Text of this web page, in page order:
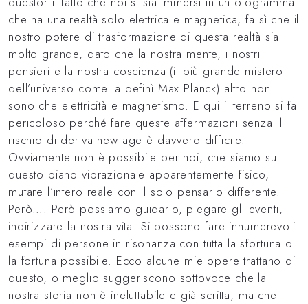
che ha una realtà solo elettrica e magnetica, fa sì che il
nostro potere di trasformazione di questa realtà sia
molto grande, dato che la nostra mente, i nostri
pensieri e la nostra coscienza (il più grande mistero
dell’universo come la definì Max Planck) altro non
sono che elettricità e magnetismo. E qui il terreno si fa
pericoloso perché fare queste affermazioni senza il
rischio di deriva new age è davvero difficile.
Ovviamente non è possibile per noi, che siamo su
questo piano vibrazionale apparentemente fisico,
mutare l’intero reale con il solo pensarlo differente.
Però…. Però possiamo guidarlo, piegare gli eventi,
indirizzare la nostra vita. Si possono fare innumerevoli
esempi di persone in risonanza con tutta la sfortuna o
la fortuna possibile. Ecco alcune mie opere trattano di
questo, o meglio suggeriscono sottovoce che la
nostra storia non è ineluttabile e già scritta, ma che